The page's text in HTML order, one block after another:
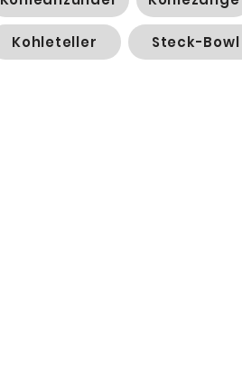
Kohleteller Steck-Bowl